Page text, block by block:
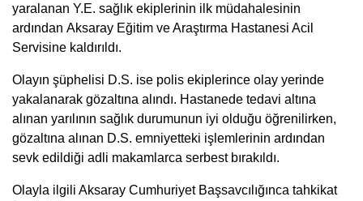
yaralanan Y.E. sağlık ekiplerinin ilk müdahalesinin
ardından Aksaray Eğitim ve Araştırma Hastanesi Acil
Servisine kaldırıldı.
Olayın şüphelisi D.S. ise polis ekiplerince olay yerinde
yakalanarak gözaltına alındı. Hastanede tedavi altına
alınan yarılının sağlık durumunun iyi olduğu öğrenilirken,
gözaltına alınan D.S. emniyetteki işlemlerinin ardından
sevk edildiği adli makamlarca serbest bırakıldı.
Olayla ilgili Aksaray Cumhuriyet Başsavcılığınca tahkikat